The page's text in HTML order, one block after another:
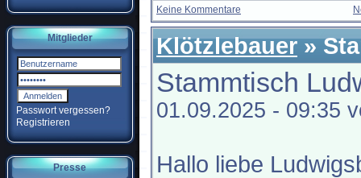
Mitglieder
Passwort vergessen?
Registrieren
Presse
Keine Kommentare
Klötzlebauer»
Stammtisch
01.09.2025 - 09:35
Hallo liebe